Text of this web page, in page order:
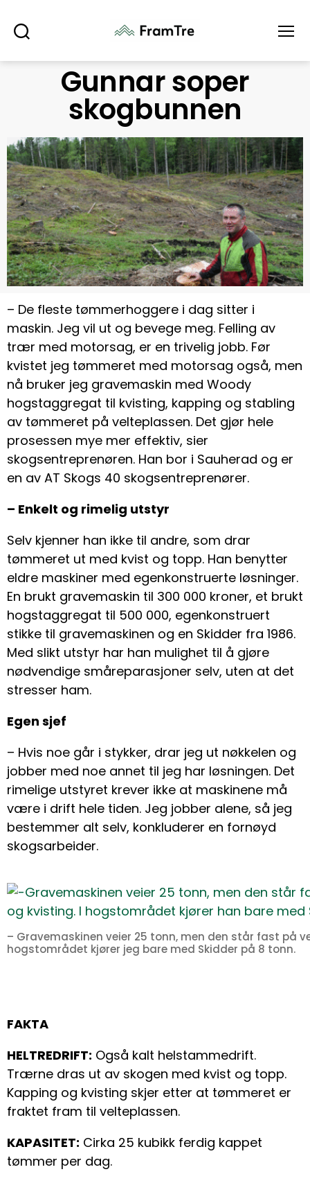
Gunnar soper
skogbunnen
– De fleste tømmerhoggere i dag sitter i
maskin. Jeg vil ut og bevege meg. Felling av
trær med motorsag, er en trivelig jobb. Før
kvistet jeg tømmeret med motorsag også, men
nå bruker jeg gravemaskin med Woody
hogstaggregat til kvisting, kapping og stabling
av tømmeret på velteplassen. Det gjør hele
prosessen mye mer effektiv, sier
skogsentreprenøren. Han bor i Sauherad og er
en av AT Skogs 40 skogsentreprenører.
– Enkelt og rimelig utstyr
Selv kjenner han ikke til andre, som drar
tømmeret ut med kvist og topp. Han benytter
eldre maskiner med egenkonstruerte løsninger.
En brukt gravemaskin til 300 000 kroner, et brukt
hogstaggregat til 500 000, egenkonstruert
stikke til gravemaskinen og en Skidder fra 1986.
Med slikt utstyr har han mulighet til å gjøre
nødvendige småreparasjoner selv, uten at det
stresser ham.
Egen sjef
– Hvis noe går i stykker, drar jeg ut nøkkelen og
jobber med noe annet til jeg har løsningen. Det
rimelige utstyret krever ikke at maskinene må
være i drift hele tiden. Jeg jobber alene, så jeg
bestemmer alt selv, konkluderer en fornøyd
skogsarbeider.
– Gravemaskinen veier 25 tonn, men den står fast på
hogstområdet kjører jeg bare med Skidder på 8 tonn.
FAKTA
HELTREDRIFT: Også kalt helstammedrift.
Trærne dras ut av skogen med kvist og topp.
Kapping og kvisting skjer etter at tømmeret er
fraktet fram til velteplassen.
KAPASITET: Cirka 25 kubikk ferdig kappet
tømmer per dag.